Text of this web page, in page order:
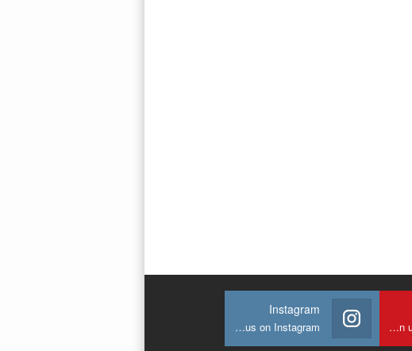
Join us on Youtube
Instagram
Join us on Instagram